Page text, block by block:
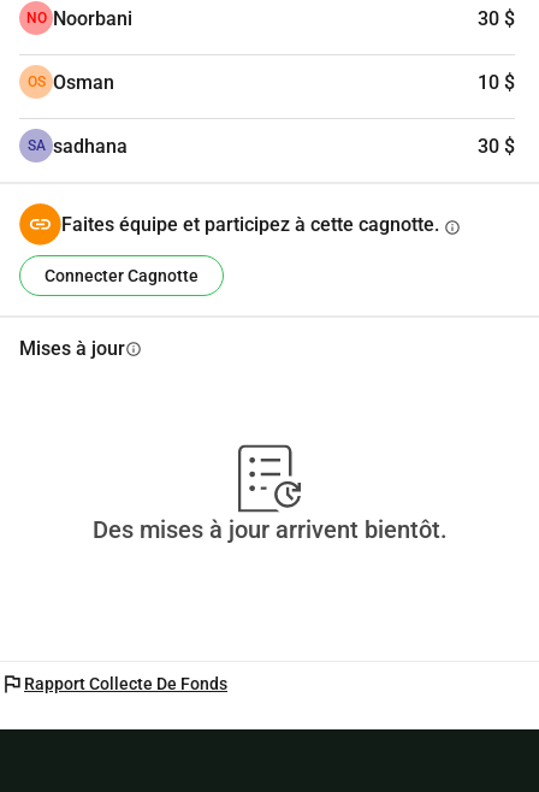
NO Noorbani 30 $
OS Osman 10 $
SA sadhana 30 $
Faites équipe et participez à cette cagnotte. info
Connecter Cagnotte
Mises à jourinfo
Des mises à jour arrivent bientôt.
flag Rapport Collecte De Fonds